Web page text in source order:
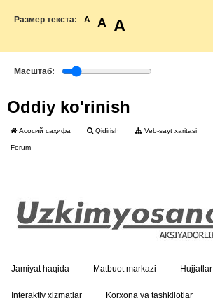
Размер текста: A A A
Масштаб:
Oddiy ko'rinish
Асосий саҳифа Qidirish Veb-sayt xaritasi
Forum
Jamiyat haqida Matbuot markazi Hujjatlar
Interaktiv xizmatlar Korxona va tashkilotlar